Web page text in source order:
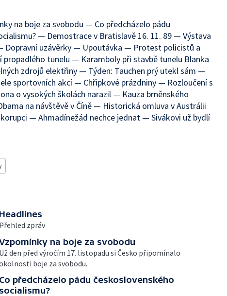
na boje za svobodu — Co předcházelo pádu
— Demostrace v Bratislavě 16. 11. 89 — Výstava
Dopravní uzávěrky — Upoutávka — Protest policistů a
propadlého tunelu — Karamboly při stavbě tunelu Blanka
zdrojů elektřiny — Týden: Tauchen prý utekl sám —
sportovních akcí — Chřipkové prázdniny — Rozloučení s
o vysokých školách narazil — Kauza brněnského
na návštěvě v Číně — Historická omluva v Austrálii
— Ahmadínežád nechce jednat — Sivákovi už bydlí
Headlines
Přehled zpráv
na boje za svobodu
Už den před výročím 17. listopadu si Česko připomínalo
boje za svobodu.
Co předcházelo pádu československého
socialismu?